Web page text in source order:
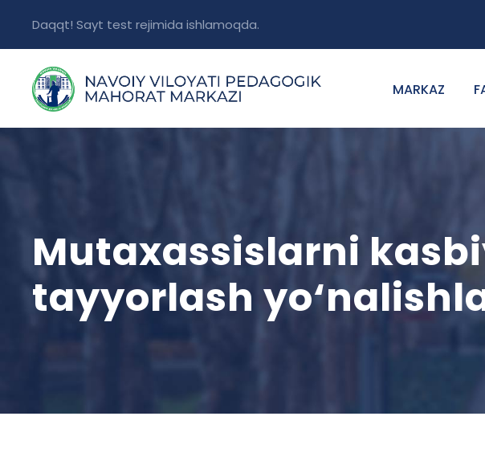
Daqqt! Sayt test rejimida ishlamoqda.
MARKAZ
Mutaxassislarni
tayyorlash